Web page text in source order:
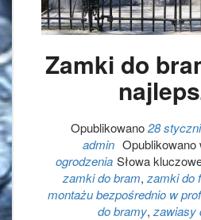
Zamki do
Opublikowano28
admin Opublikowano
ogrodzenia Słowa
zamki do bram, zamki do
montażu bezpośrednio w
do bramy, zawiasy